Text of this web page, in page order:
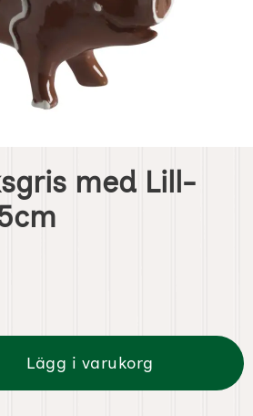
med Lill-
Pepparkaksgris med Lill-Nissar
Lägg i varukorg